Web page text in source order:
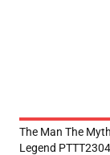
The Man The
Legend